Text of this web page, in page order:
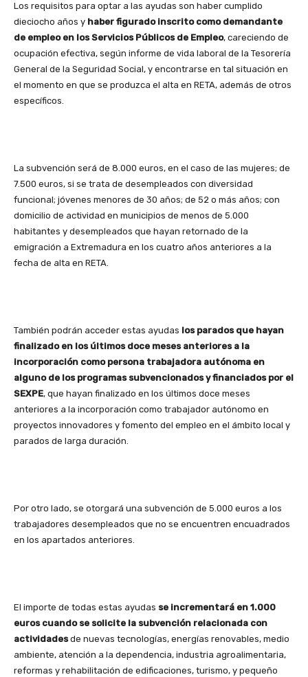
Los requisitos para optar a las ayudas son haber cumplido
dieciocho años y haber figurado inscrito como demandante
de empleo en los Servicios Públicos de Empleo, careciendo de
ocupación efectiva, según informe de vida laboral de la Tesorería
General de la Seguridad Social, y encontrarse en tal situación en
el momento en que se produzca el alta en RETA, además de otros
específicos.
La subvención será de 8.000 euros, en el caso de las mujeres; de
7.500 euros, si se trata de desempleados con diversidad
funcional; jóvenes menores de 30 años; de 52 o más años; con
domicilio de actividad en municipios de menos de 5.000
habitantes y desempleados que hayan retornado de la
emigración a Extremadura en los cuatro años anteriores a la
fecha de alta en RETA.
También podrán acceder estas ayudas los parados que hayan
finalizado en los últimos doce meses anteriores a la
incorporación como persona trabajadora autónoma en
alguno de los programas subvencionados y financiados por el
SEXPE, que hayan finalizado en los últimos doce meses
anteriores a la incorporación como trabajador autónomo en
proyectos innovadores y fomento del empleo en el ámbito local y
parados de larga duración.
Por otro lado, se otorgará una subvención de 5.000 euros a los
trabajadores desempleados que no se encuentren encuadrados
en los apartados anteriores.
El importe de todas estas ayudas se incrementará en 1.000
euros cuando se solicite la subvención relacionada con
actividadesde nuevas tecnologías, energías renovables, medio
ambiente, atención a la dependencia, industria agroalimentaria,
reformas y rehabilitación de edificaciones, turismo, y pequeño